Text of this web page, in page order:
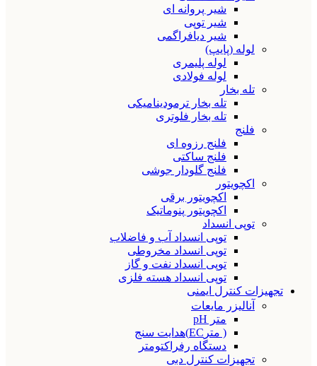
شیر پروانه ای
شیر توپی
شیر دیافراگمی
لوله (پایپ)
لوله پلیمری
لوله فولادی
تله بخار
تله بخار ترمودینامیکی
تله بخار فلوتری
فلنج
فلنج رزوه ای
فلنج ساکتی
فلنج گلودار جوشی
اکچویتور
اکچویتور برقی
اکچویتور پنوماتیک
توپی انسداد
توپی انسداد آب و فاضلاب
توپی انسداد مخروطی
توپی انسداد نفت و گاز
توپی انسداد هسته فلزی
تجهیزات کنترل ایمنی
آنالیزر مایعات
متر pH
( مترEC)هدایت سنج
دستگاه رفراکتومتر
تجهیزات کنترل دبی